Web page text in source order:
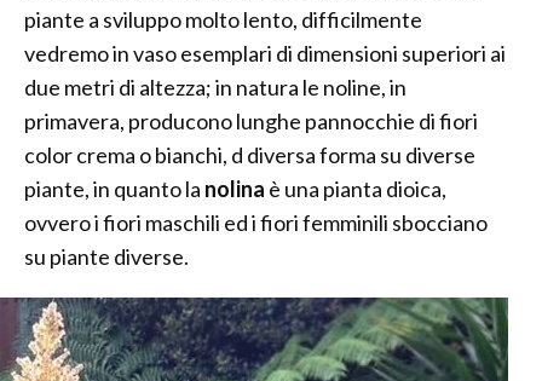
piante a sviluppo molto lento, difficilmente
vedremo in vaso esemplari di dimensioni superiori ai
due metri di altezza; in natura le noline, in
primavera, producono lunghe pannocchie di fiori
color crema o bianchi, d diversa forma su diverse
piante, in quanto la nolina è una pianta dioica,
ovvero i fiori maschili ed i fiori femminili sbocciano
su piante diverse.